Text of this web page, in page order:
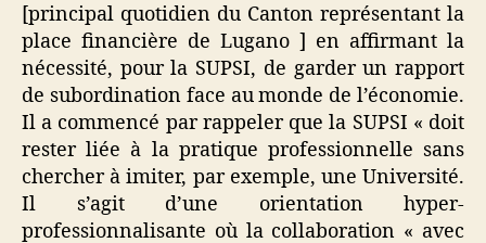
[principal quotidien du Canton représentant la
place financière de Lugano ] en affirmant la
nécessité, pour la SUPSI, de garder un rapport
de subordination face au monde de l’économie.
Il a commencé par rappeler que la SUPSI « doit
rester liée à la pratique professionnelle sans
chercher à imiter, par exemple, une Université.
Il s’agit d’une orientation hyper-
professionnalisante où la collaboration « avec